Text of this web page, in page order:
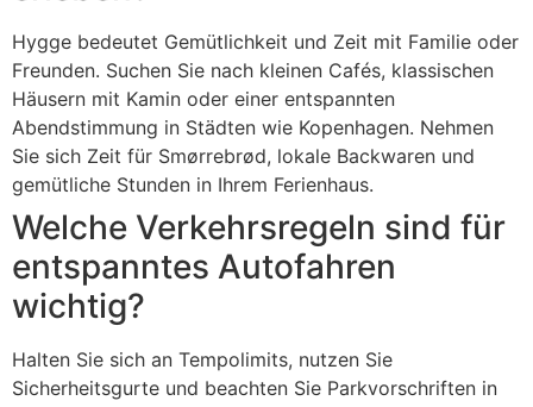
Hygge bedeutet Gemütlichkeit und Zeit mit Familie oder
Freunden. Suchen Sie nach kleinen Cafés, klassischen
Häusern mit Kamin oder einer entspannten
Abendstimmung in Städten wie Kopenhagen. Nehmen
Sie sich Zeit für Smørrebrød, lokale Backwaren und
gemütliche Stunden in Ihrem Ferienhaus.
Welche Verkehrsregeln sind für
entspanntes Autofahren
wichtig?
Halten Sie sich an Tempolimits, nutzen Sie
Sicherheitsgurte und beachten Sie Parkvorschriften in